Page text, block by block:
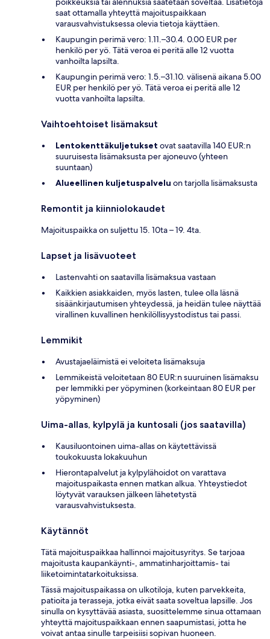
saat ottamalla yhteyttä majoituspaikkaan
varausvahvistuksessa olevia tietoja käyttäen.
Kaupungin perimä vero: 1.11.–30.4. 0.00 EUR per
henkilö per yö. Tätä veroa ei peritä alle 12 vuotta
vanhoilta lapsilta.
Kaupungin perimä vero: 1.5.–31.10. välisenä aikana 5.00
EUR per henkilö per yö. Tätä veroa ei peritä alle 12
vuotta vanhoilta lapsilta.
Vaihtoehtoiset lisämaksut
Lentokenttäkuljetukset ovat saatavilla 140 EUR:n
suuruisesta lisämaksusta per ajoneuvo (yhteen
suuntaan)
Alueellinen kuljetuspalvelu on tarjolla lisämaksusta
Remontit ja kiinniolokaudet
Majoituspaikka on suljettu 15. 10ta – 19. 4ta.
Lapset ja lisävuoteet
Lastenvahti on saatavilla lisämaksua vastaan
Kaikkien asiakkaiden, myös lasten, tulee olla läsnä
sisäänkirjautumisen yhteydessä, ja heidän tulee näyttää
virallinen kuvallinen henkilöllisyystodistus tai passi.
Lemmikit
Avustajaeläimistä ei veloiteta lisämaksuja
Lemmikeistä veloitetaan 80 EUR:n suuruinen lisämaksu
per lemmikki per yöpyminen (korkeintaan 80 EUR per
yöpyminen)
Uima-allas, kylpylä ja kuntosali (jos saatavilla)
Kausiluontoinen uima-allas on käytettävissä
toukokuusta lokakuuhun
Hierontapalvelut ja kylpylähoidot on varattava
majoituspaikasta ennen matkan alkua. Yhteystiedot
löytyvät varauksen jälkeen lähetetystä
varausvahvistuksesta.
Käytännöt
Tätä majoituspaikkaa hallinnoi majoitusyritys. Se tarjoaa
majoitusta kaupankäynti-, ammatinharjoittamis- tai
liiketoimintatarkoituksissa.
Tässä majoituspaikassa on ulkotiloja, kuten parvekkeita,
patioita ja terasseja, jotka eivät saata soveltua lapsille. Jos
sinulla on kysyttävää asiasta, suosittelemme sinua ottamaan
yhteyttä majoituspaikkaan ennen saapumistasi, jotta he
voivat antaa sinulle tarpeisiisi sopivan huoneen.